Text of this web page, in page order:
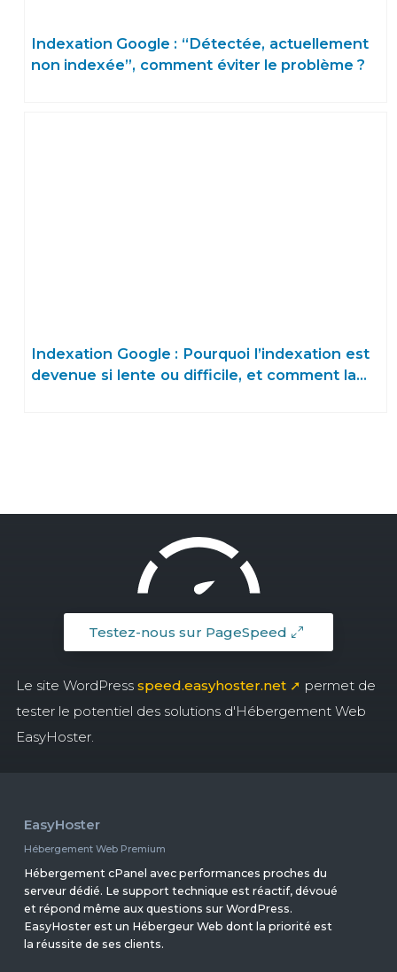
Indexation Google : “Détectée, actuellement
non indexée”, comment éviter le problème ?
Indexation Google : Pourquoi l’indexation est
devenue si lente ou difficile, et comment la
Testez-nous sur PageSpeed
Le site WordPress speed.easyhoster.net ➚ permet de
tester le potentiel des solutions d'Hébergement Web
EasyHoster.
EasyHoster
Hébergement Web Premium
Hébergement cPanel avec performances proches du
serveur dédié. Le support technique est réactif, dévoué
et répond même aux questions sur WordPress.
EasyHoster est un Hébergeur Web dont la priorité est
la réussite de ses clients.